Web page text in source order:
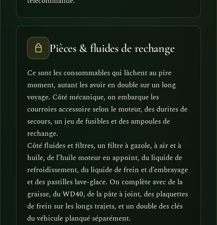
Pièces & fluides de rechange
Ce sont les consommables qui lâchent au pire
moment, autant les avoir en double sur un long
voyage. Côté mécanique, on embarque les
courroies accessoire selon le moteur, des durites de
secours, un jeu de fusibles et des ampoules de
rechange.
Côté fluides et filtres, un filtre à gazole, à air et à
huile, de l’huile moteur en appoint, du liquide de
refroidissement, du liquide de frein et d’embrayage
et des pastilles lave-glace. On complète avec de la
graisse, du WD40, de la pâte à joint, des plaquettes
de frein sur les longs trajets, et un double des clés
du véhicule planqué séparément.